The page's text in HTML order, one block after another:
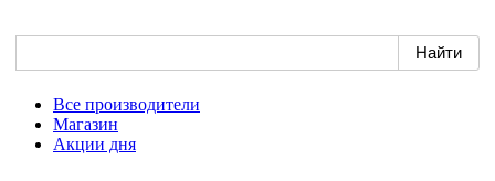
Все производители
Магазин
Акции дня